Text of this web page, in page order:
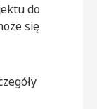
do
się